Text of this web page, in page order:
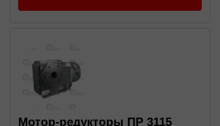
Мотор-редукторы ПР 3115